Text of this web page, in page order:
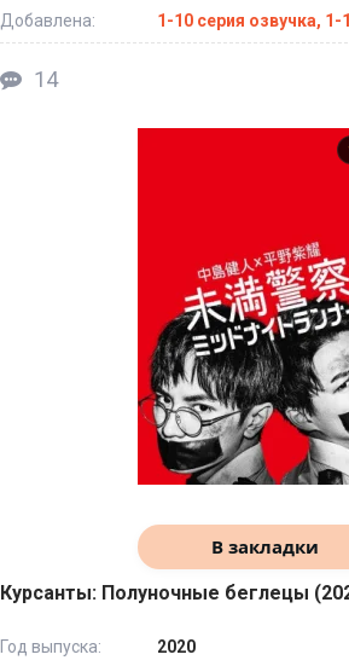
Добавлена:
1-10 серия озвучка,
14
В закладки
Курсанты: Полуночные беглецы
Год выпуска:
2020